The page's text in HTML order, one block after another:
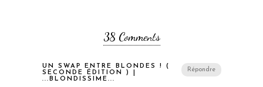
38 Comments
Répondre
UN SWAP ENTRE BLONDES ! (
SECONDE ÉDITION ) |
...BLONDISSIME...